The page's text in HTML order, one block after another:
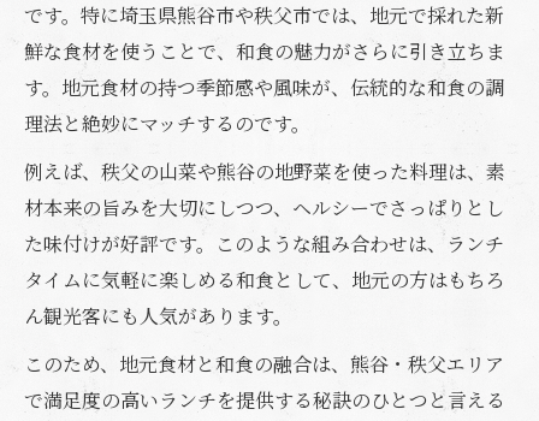
です。特に埼玉県熊谷市や秩父市では、地元で採れた新
鮮な食材を使うことで、和食の魅力がさらに引き立ちま
す。地元食材の持つ季節感や風味が、伝統的な和食の調
理法と絶妙にマッチするのです。
例えば、秩父の山菜や熊谷の地野菜を使った料理は、素
材本来の旨みを大切にしつつ、ヘルシーでさっぱりとし
た味付けが好評です。このような組み合わせは、ランチ
タイムに気軽に楽しめる和食として、地元の方はもちろ
ん観光客にも人気があります。
このため、地元食材と和食の融合は、熊谷・秩父エリア
で満足度の高いランチを提供する秘訣のひとつと言える